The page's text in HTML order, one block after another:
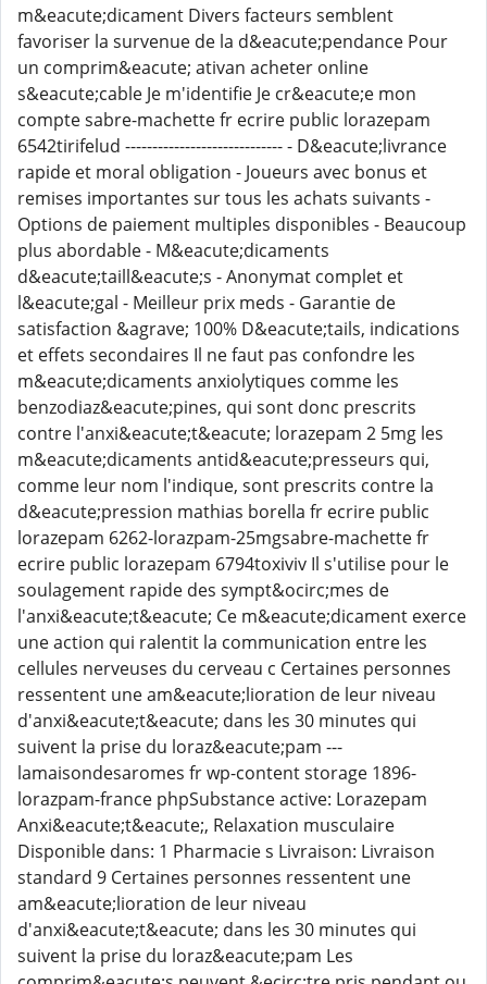
m&eacute;dicament Divers facteurs semblent
favoriser la survenue de la d&eacute;pendance Pour
un comprim&eacute; ativan acheter online
s&eacute;cable Je m'identifie Je cr&eacute;e mon
compte sabre-machette fr ecrire public lorazepam
6542tirifelud ----------------------------- - D&eacute;livrance
rapide et moral obligation - Joueurs avec bonus et
remises importantes sur tous les achats suivants -
Options de paiement multiples disponibles - Beaucoup
plus abordable - M&eacute;dicaments
d&eacute;taill&eacute;s - Anonymat complet et
l&eacute;gal - Meilleur prix meds - Garantie de
satisfaction &agrave; 100% D&eacute;tails, indications
et effets secondaires Il ne faut pas confondre les
m&eacute;dicaments anxiolytiques comme les
benzodiaz&eacute;pines, qui sont donc prescrits
contre l'anxi&eacute;t&eacute; lorazepam 2 5mg les
m&eacute;dicaments antid&eacute;presseurs qui,
comme leur nom l'indique, sont prescrits contre la
d&eacute;pression mathias borella fr ecrire public
lorazepam 6262-lorazpam-25mgsabre-machette fr
ecrire public lorazepam 6794toxiviv Il s'utilise pour le
soulagement rapide des sympt&ocirc;mes de
l'anxi&eacute;t&eacute; Ce m&eacute;dicament exerce
une action qui ralentit la communication entre les
cellules nerveuses du cerveau c Certaines personnes
ressentent une am&eacute;lioration de leur niveau
d'anxi&eacute;t&eacute; dans les 30 minutes qui
suivent la prise du loraz&eacute;pam ---
lamaisondesaromes fr wp-content storage 1896-
lorazpam-france phpSubstance active: Lorazepam
Anxi&eacute;t&eacute;, Relaxation musculaire
Disponible dans: 1 Pharmacie s Livraison: Livraison
standard 9 Certaines personnes ressentent une
am&eacute;lioration de leur niveau
d'anxi&eacute;t&eacute; dans les 30 minutes qui
suivent la prise du loraz&eacute;pam Les